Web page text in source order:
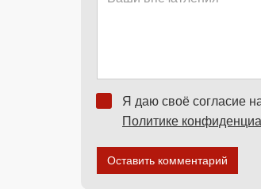
Я даю своё согласие
Политике
Оставить комментарий